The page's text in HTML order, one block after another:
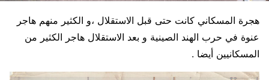
هجرة المسكاني كانت حتى قبل الاستقلال ،و الكثير منهم هاجر
عنوة في حرب الهند الصينية و بعد الاستقلال هاجر الكثير من
المسكانيين أيضا .